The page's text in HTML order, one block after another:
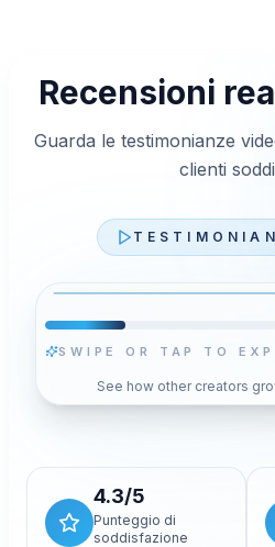
Recensioni
Guarda le testimonianze
clienti
4.3/5
Punteggio di
soddisfazione
Premi Riproduci per caricare
Consenti e
SWIPE OR TAP TO
See how other creators